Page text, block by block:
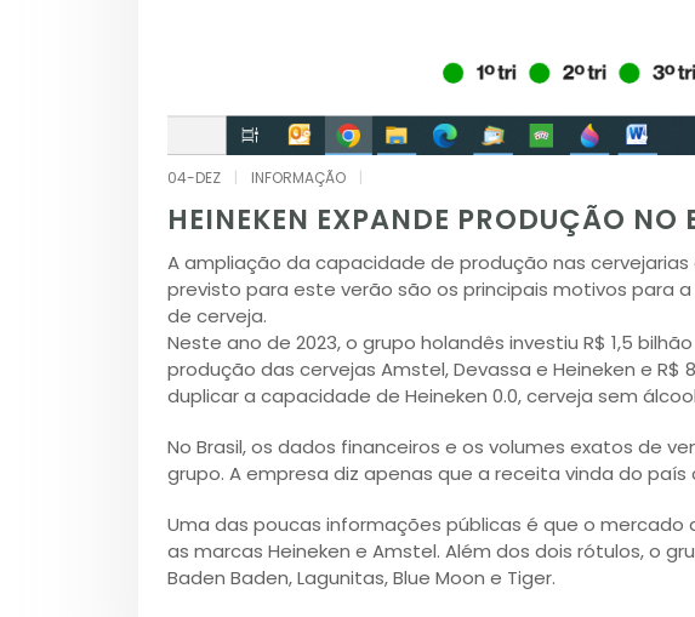
04-DEZ INFORMAÇÃO
HEINEKEN EXPANDE PRODUÇÃO NO
A ampliação da capacidade de produção nas
previsto para este verão são os principais motivos para
de cerveja.
Neste ano de 2023, o grupo holandês investiu R$ 1,5
produção das cervejas Amstel, Devassa e Heineken e R$
duplicar a capacidade de Heineken 0.0, cerveja sem
No Brasil, os dados financeiros e os volumes exatos de
grupo. A empresa diz apenas que a receita vinda do país
Uma das poucas informações públicas é que o mercado
as marcas Heineken e Amstel. Além dos dois rótulos, o
Baden Baden, Lagunitas, Blue Moon e Tiger.